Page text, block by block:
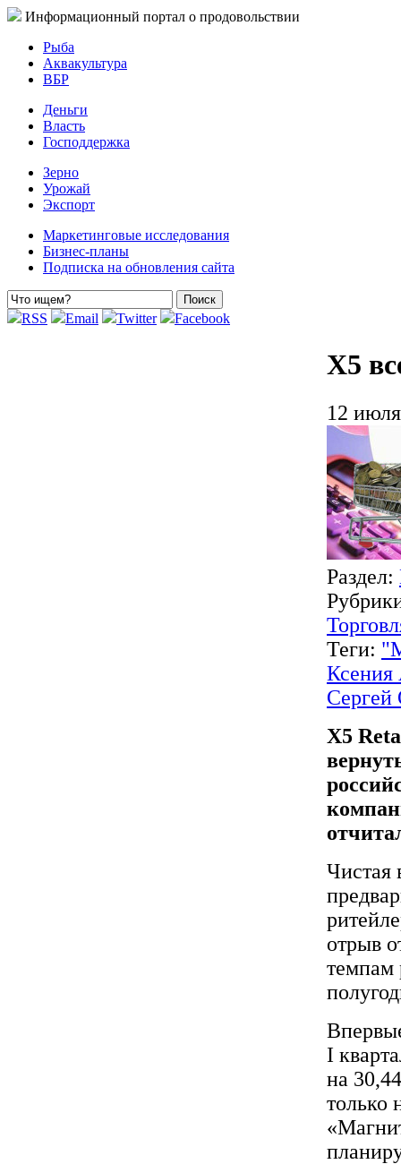
Информационный портал о продовольствии
Рыба
Аквакультура
ВБР
Деньги
Власть
Господдержка
Зерно
Урожай
Экспорт
Маркетинговые исследования
Бизнес-планы
Подписка на обновления сайта
RSS Email Twitter Facebook
X5
12
Раздел:
Теги:
Сергей
X5
Чистая
отрыв
темпам
I
на
только